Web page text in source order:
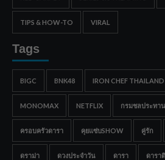
TIPS & HOW-TO VIRAL
Tags
BIGC BNK48 IRON CHEF THAILAND
MONOMAX NETFLIX กรมชลประทาน
ครอบครัวดารา คุยแซ่บSHOW คู่รัก
ดราม่า ดวงประจำวัน ดารา ดารา